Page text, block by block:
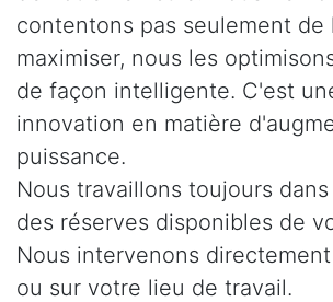
contentons pas seulement de
maximiser, nous les
de façon intelligente. C'est
innovation en matière
puissance.
Nous travaillons toujours
des réserves disponibles de
Nous intervenons
ou sur votre lieu de travail.